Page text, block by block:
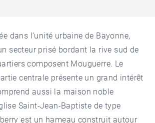
dans l’unité urbaine de Bayonne,
secteur prisé bordant la rive sud de
composent Mouguerre. Le
centrale présente un grand intérêt
aussi la maison noble
Saint-Jean-Baptiste de type
est un hameau construit autour